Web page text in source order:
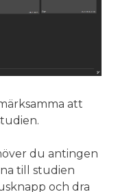
att
du antingen
till studien
och dra